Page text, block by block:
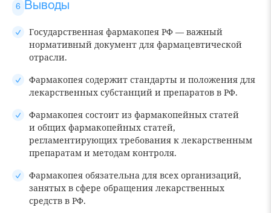
Выводы
Государственная фармакопея РФ — важный
нормативный документ для фармацевтической
отрасли.
Фармакопея содержит стандарты и положения для
лекарственных субстанций и препаратов в РФ.
Фармакопея состоит из фармакопейных статей
и общих фармакопейных статей,
регламентирующих требования к лекарственным
препаратам и методам контроля.
Фармакопея обязательна для всех организаций,
занятых в сфере обращения лекарственных
средств в РФ.